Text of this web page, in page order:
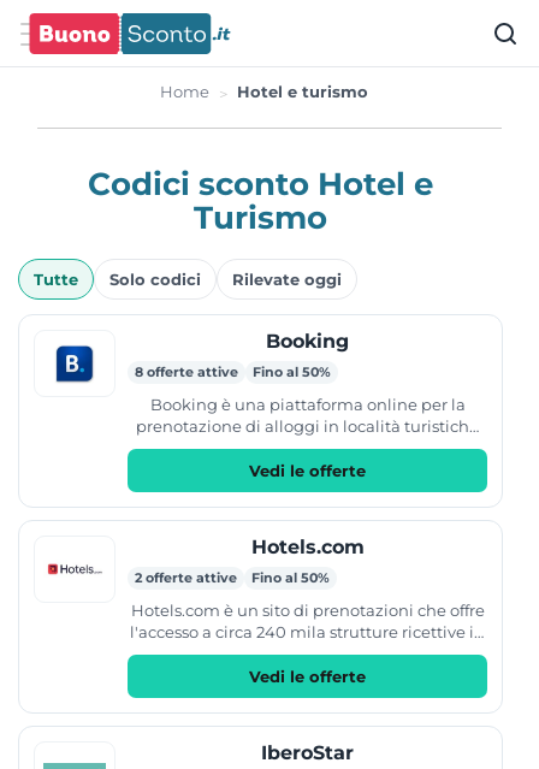
Home Hotel e turismo
Codici sconto Hotel e
Turismo
Offerte
attive
Tutte Solo codici Rilevate oggi
Booking
8 offerte attive Fino al 50%
Booking è una piattaforma online per la
prenotazione di alloggi in località turistiche
di tutto il mondo. Il servizio permette di
prenotare hotel,...
Vedi le offerte
Hotels.com
2 offerte attive Fino al 50%
Hotels.com è un sito di prenotazioni che offre
l'accesso a circa 240 mila strutture ricettive in
tutto il mondo. Il catalogo include hotel,...
Vedi le offerte
IberoStar